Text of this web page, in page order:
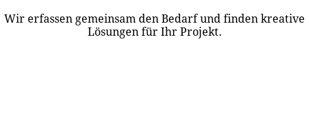
Wir erfassen gemeinsam den Bedarf und finden kreative
Lösungen für Ihr Projekt.